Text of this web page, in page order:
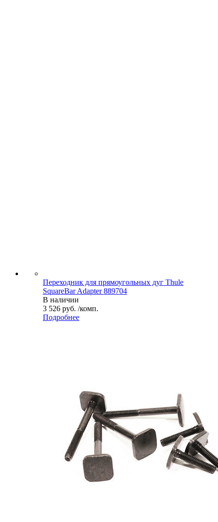
Переходник для прямоугольных дуг Thule
SquareBar Adapter 889704
В наличии
3 526 руб. /комп.
Подробнее